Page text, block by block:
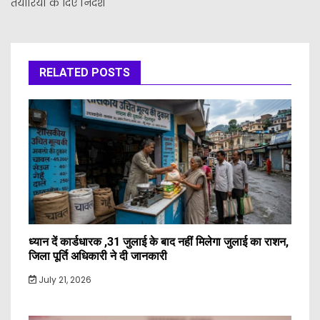
RELATED POSTS
ध्यान दें कार्डधारक ,31 जुलाई के बाद नहीं मिलेगा जुलाई का राशन,
जिला पूर्ति अधिकारी ने दी जानकारी
July 21, 2026